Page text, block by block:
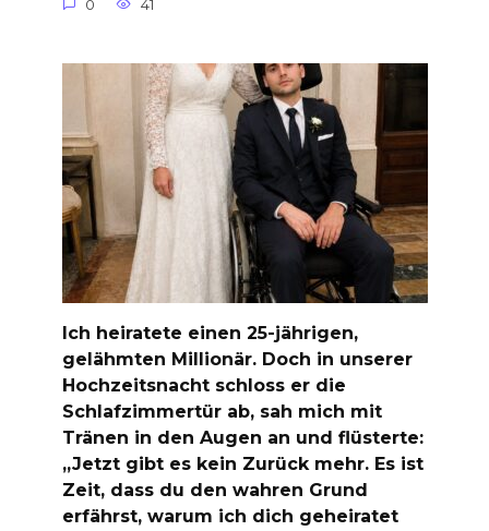
0 41
Ich heiratete einen 25-jährigen,
gelähmten Millionär. Doch in unserer
Hochzeitsnacht schloss er die
Schlafzimmertür ab, sah mich mit
Tränen in den Augen an und flüsterte:
„Jetzt gibt es kein Zurück mehr. Es ist
Zeit, dass du den wahren Grund
erfährst, warum ich dich geheiratet